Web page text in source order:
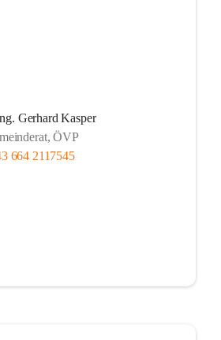
Gerhard Kasper
ÖVP
664 2117545